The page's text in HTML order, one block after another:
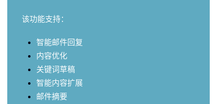
该功能支持：
智能邮件回复
内容优化
关键词草稿
智能内容扩展
邮件摘要